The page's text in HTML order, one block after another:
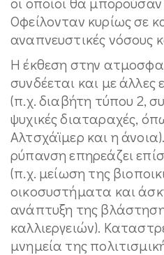
Οφείλονταν κυρίως σε
αναπνευστικές νόσους
Η έκθεση στην
συνδέεται και με άλλες
(π.χ. διαβήτη τύπου 2,
ψυχικές διαταραχές,
Αλτσχάϊμερ και η
ρύπανση επηρεάζει
(π.χ. μείωση της
οικοσυστήματα και
ανάπτυξη της
καλλιεργειών).
μνημεία της